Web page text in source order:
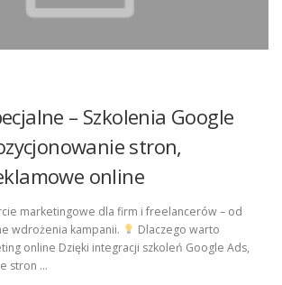
– Szkolenia Google
stron,
online
marketingowe dla firm i freelancerów – od
wdrożenia kampanii.
Dlaczego warto
online Dzięki integracji szkoleń Google Ads,
stron …